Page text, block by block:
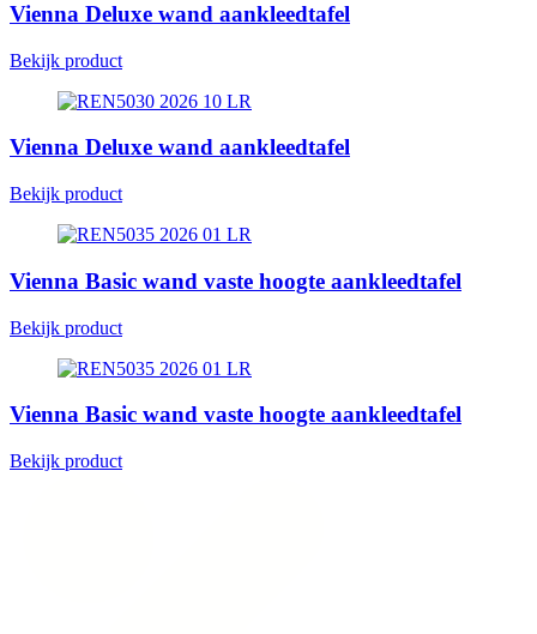
Vienna Deluxe wand aankleedtafel
Bekijk product
Vienna Deluxe wand aankleedtafel
Bekijk product
Vienna Basic wand vaste hoogte aankleedtafel
Bekijk product
Vienna Basic wand vaste hoogte aankleedtafel
Bekijk product